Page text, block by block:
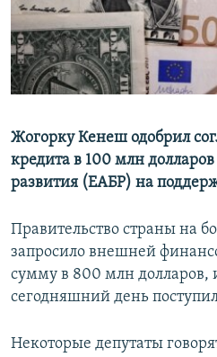
Жогорку Кенеш одобрил
кредита в 100 млн
развития (ЕАБР) на
Правительство страны на
запросило внешней
сумму в 800 млн долларов,
сегодняшний день
Некоторые депутаты